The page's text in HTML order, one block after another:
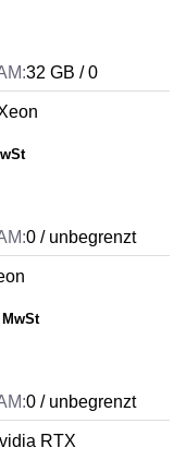
32 GB / 0
0 / unbegrenzt
0 / unbegrenzt
RTX